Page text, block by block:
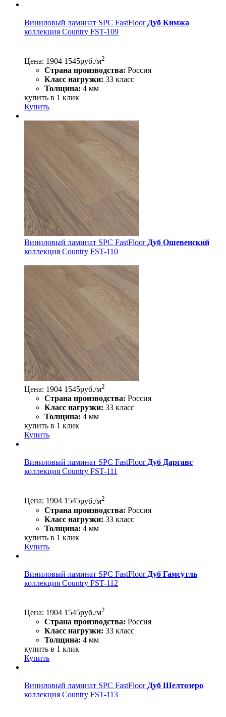
Виниловый ламинат SPC FastFloor Дуб Кимжа
коллекция Country FST-109
Цена: 1904 1545руб./м2
Страна производства: Россия
Класс нагрузки: 33 класс
Толщина: 4 мм
купить в 1 клик
Купить
Виниловый ламинат SPC FastFloor Дуб Ошевенский
коллекция Country FST-110
Цена: 1904 1545руб./м2
Страна производства: Россия
Класс нагрузки: 33 класс
Толщина: 4 мм
купить в 1 клик
Купить
Виниловый ламинат SPC FastFloorДуб Даргавс
коллекция Country FST-111
Цена: 1904 1545руб./м2
Страна производства: Россия
Класс нагрузки: 33 класс
Толщина: 4 мм
купить в 1 клик
Купить
Виниловый ламинат SPC FastFloor Дуб Гамсутль
коллекция Country FST-112
Цена: 1904 1545руб./м2
Страна производства: Россия
Класс нагрузки: 33 класс
Толщина: 4 мм
купить в 1 клик
Купить
Виниловый ламинат SPC FastFloor Дуб Шелтозеро
коллекция Country FST-113